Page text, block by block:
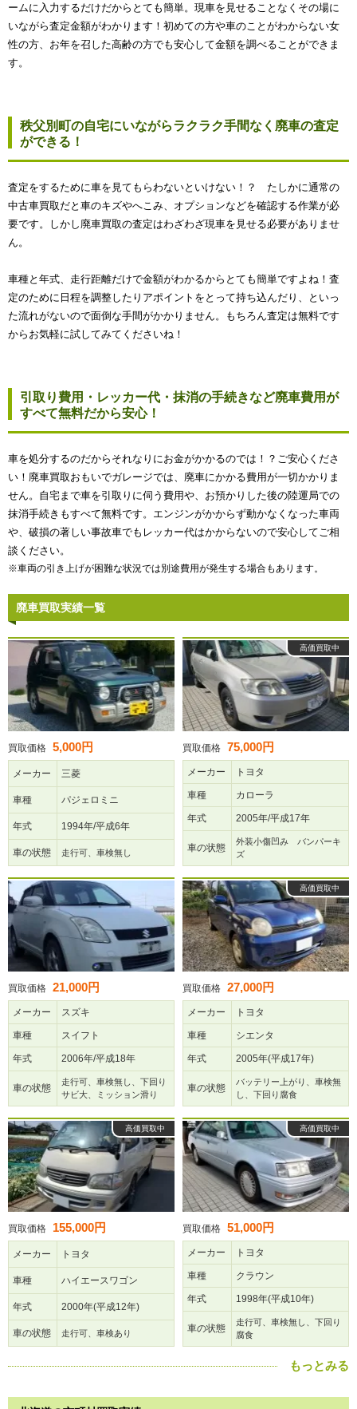
ームに入力するだけだからとても簡単。現車を見せることなくその場に
いながら査定金額がわかります！初めての方や車のことがわからない女
性の方、お年を召した高齢の方でも安心して金額を調べることができま
す。
秩父別町の自宅にいながらラクラク手間なく廃車の査定
ができる！
査定をするために車を見てもらわないといけない！？ たしかに通常の
中古車買取だと車のキズやへこみ、オプションなどを確認する作業が必
要です。しかし廃車買取の査定はわざわざ現車を見せる必要がありませ
ん。
車種と年式、走行距離だけで金額がわかるからとても簡単ですよね！査
定のために日程を調整したりアポイントをとって持ち込んだり、といっ
た流れがないので面倒な手間がかかりません。もちろん査定は無料です
からお気軽に試してみてくださいね！
引取り費用・レッカー代・抹消の手続きなど廃車費用が
すべて無料だから安心！
車を処分するのだからそれなりにお金がかかるのでは！？ご安心くださ
い！廃車買取おもいでガレージでは、廃車にかかる費用が一切かかりま
せん。自宅まで車を引取りに伺う費用や、お預かりした後の陸運局での
抹消手続きもすべて無料です。エンジンがかからず動かなくなった車両
や、破損の著しい事故車でもレッカー代はかからないので安心してご相
談ください。
※車両の引き上げが困難な状況では別途費用が発生する場合もあります。
廃車買取実績一覧
買取価格 5,000円
メーカー 三菱
車種 パジェロミニ
年式 1994年/平成6年
車の状態 走行可、車検無し
高価買取中
買取価格 75,000円
メーカー トヨタ
車種 カローラ
年式 2005年/平成17年
車の状態
外装小傷凹み バンパーキ
ズ
買取価格 21,000円
メーカー スズキ
車種 スイフト
年式 2006年/平成18年
車の状態
走行可、車検無し、下回り
サビ大、ミッション滑り
高価買取中
買取価格 27,000円
メーカー トヨタ
車種 シエンタ
年式 2005年(平成17年)
車の状態
バッテリー上がり、車検無
し、下回り腐食
高価買取中
買取価格 155,000円
メーカー トヨタ
車種 ハイエースワゴン
年式 2000年(平成12年)
車の状態 走行可、車検あり
高価買取中
買取価格 51,000円
メーカー トヨタ
車種 クラウン
年式 1998年(平成10年)
車の状態
走行可、車検無し、下回り
腐食
もっとみる